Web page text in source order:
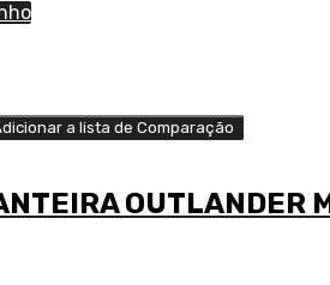
a lista de Comparação